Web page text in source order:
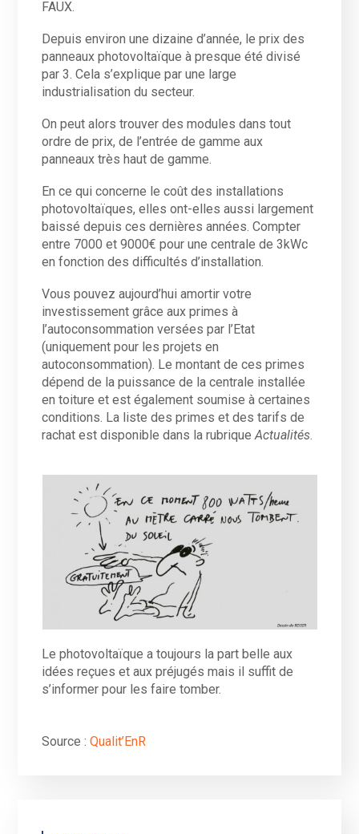
FAUX.
Depuis environ une dizaine d’année, le prix des
panneaux photovoltaïque à presque été divisé
par 3. Cela s’explique par une large
industrialisation du secteur.
On peut alors trouver des modules dans tout
ordre de prix, de l’entrée de gamme aux
panneaux très haut de gamme.
En ce qui concerne le coût des installations
photovoltaïques, elles ont-elles aussi largement
baissé depuis ces dernières années. Compter
entre 7000 et 9000€ pour une centrale de 3kWc
en fonction des difficultés d’installation.
Vous pouvez aujourd’hui amortir votre
investissement grâce aux primes à
l’autoconsommation versées par l’Etat
(uniquement pour les projets en
autoconsommation). Le montant de ces primes
dépend de la puissance de la centrale installée
en toiture et est également soumise à certaines
conditions. La liste des primes et des tarifs de
rachat est disponible dans la rubriqueActualités
Le photovoltaïque a toujours la part belle aux
idées reçues et aux préjugés mais il suffit de
s’informer pour les faire tomber.
Source :Qualit’EnR